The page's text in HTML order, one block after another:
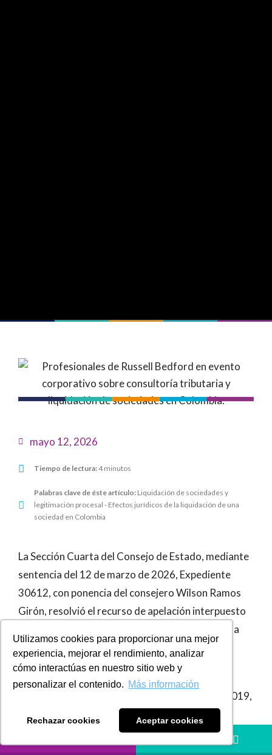
Utilizamos cookies para proporcionar una mejor
experiencia, mejorar el rendimiento, analizar
cómo interactúas en nuestro sitio web y
personalizar el contenido. Más información
Rechazar cookies Aceptar cookies
mayo 12, 2026
Tiempo de lectura:4 minutos
Palabras clave de éste artículo: Liquidación de sociedades y
legitimación procesal - Efectos jurídicos de la liquidación de una
sociedad en Colombia
La Sección Cuarta del Consejo de Estado, mediante
sentencia del 12 de marzo de 2026, Expediente
30612, con ponencia del consejero Wilson Ramos
Girón, resolvió el recurso de apelación interpuesto
por quien había actuado como liquidadora de una
Sociedad por Acciones Simplificada (S.A.S.).
El caso tuvo origen en una Liquidación Oficial de
Aforo expedida por la DIAN en septiembre de 2019,
mediante la cual se determinó la
retención en la
correspondiente al período 5 del año